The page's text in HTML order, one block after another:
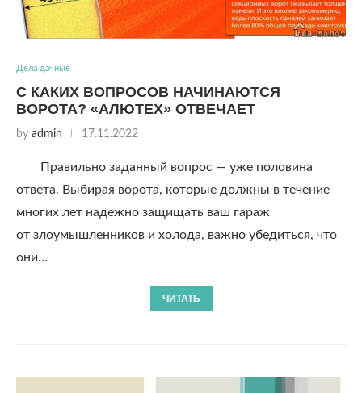
Дела дачные
С КАКИХ ВОПРОСОВ НАЧИНАЮТСЯ
ВОРОТА? «АЛЮТЕХ» ОТВЕЧАЕТ
by admin 17.11.2022
Правильно заданный вопрос — уже половина
ответа. Выбирая ворота, которые должны в течение
многих лет надежно защищать ваш гараж
от злоумышленников и холода, важно убедиться, что
они…
ЧИТАТЬ